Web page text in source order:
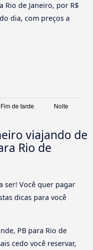
Rio de Janeiro, por R$
dia, com preços a
viajando de
Rio de
ser! Você quer pagar
dicas para você
PB para Rio de
cedo você reservar,